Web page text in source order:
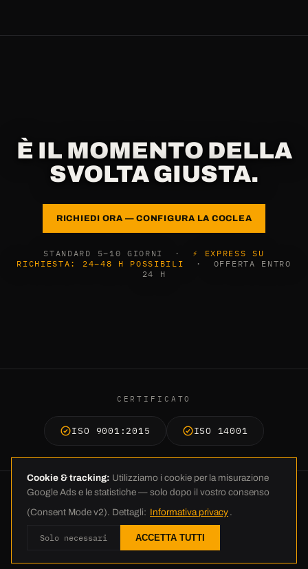
È IL MOMENTO DELLA
SVOLTA GIUSTA.
RICHIEDI ORA — CONFIGURA LA COCLEA
STANDARD 5–10 GIORNI · ⚡ EXPRESS SU
RICHIESTA: 24–48 H POSSIBILI · OFFERTA ENTRO
24 H
CERTIFICATO
ISO 9001:2015 ISO 14001
© 2026 C.E. Schneckenflügel GmbH · Industriestraße 26 · 26188 Edewecht
· +49 4405 23837-0 · info@ces-europe.com · Colophon ·
· AGB Impostazioni cookie
Cookie & tracking: Utilizziamo i cookie per la misurazione
Google Ads e le statistiche — solo dopo il vostro consenso
(Consent Mode v2). Dettagli: Informativa privacy .
Solo necessari ACCETTA TUTTI